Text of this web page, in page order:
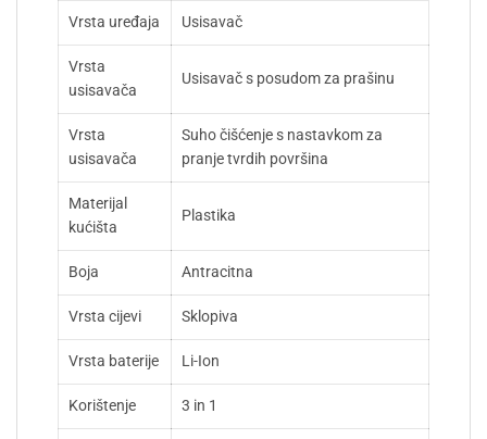
Vrsta uređaja Usisavač
Vrsta
usisavača
Usisavač s posudom za prašinu
Vrsta
usisavača
Suho čišćenje s nastavkom za
pranje tvrdih površina
Materijal
kućišta
Plastika
Boja Antracitna
Vrsta cijevi Sklopiva
Vrsta baterije Li-Ion
Korištenje 3 in 1